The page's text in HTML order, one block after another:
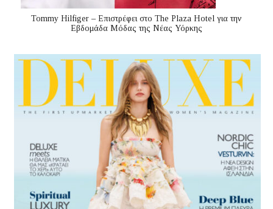
Tommy Hilfiger – Επιστρέφει στο The Plaza Hotel για την
Εβδομάδα Μόδας της Νέας Υόρκης